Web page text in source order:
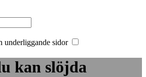
underliggande sidor
kan slöjda